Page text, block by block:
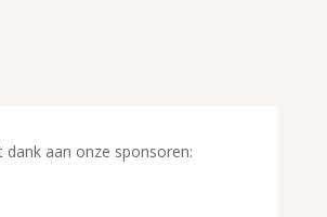
dank aan onze sponsoren: